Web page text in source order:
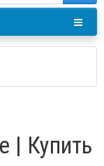
| Купить